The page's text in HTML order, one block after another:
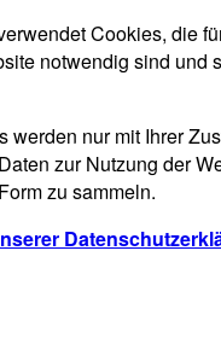
Cookies, die
notwendig sind und
werden nur mit Ihrer
zur Nutzung der
zu sammeln.